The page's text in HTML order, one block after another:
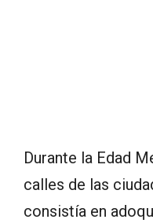
Durante la Edad
calles de las
consistía en